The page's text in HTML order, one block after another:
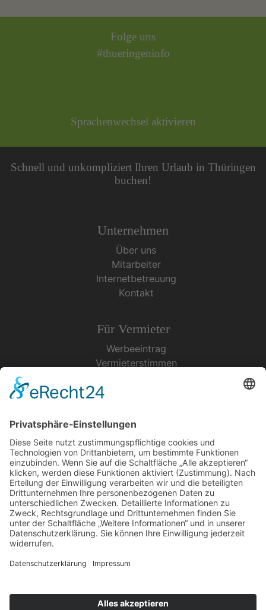
Folge uns
#thueringeninfo
Sprachenwechsel aktivieren
Schnell und unkompliziert Ihren Urlaub in Thüringen
buchen!
Unternehmen
Über uns
Mitarbeiter
Internetbetreuung
Kontakt
Für Vermieter
Werbeeintrag
Vermieterstimmen
Urlaubsservice
Bücher, Karten & CD's
Ihre Anreise
Wetter
Links
Nutzungsbedingungen
Datenschutz
Reiseoasen.de